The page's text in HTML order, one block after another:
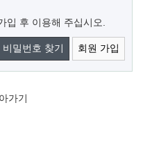
입 후 이용해 주십시오.
비밀번호 찾기 회원 가입
가기